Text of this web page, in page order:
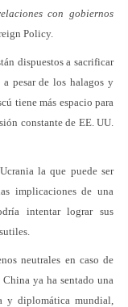
con gobiernos
Policy.
dispuestos a sacrificar
pesar de los halagos y
tiene más espacio para
constante de EE. UU.
la que puede ser
implicaciones de una
intentar lograr sus
neutrales en caso de
ya ha sentado una
y diplomática mundial,